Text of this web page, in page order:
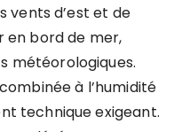
vents d’est et de
en bord de mer,
météorologiques.
à l’humidité
technique exigeant.